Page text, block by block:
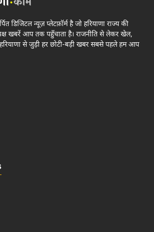
डिजिटल न्यूज़ प्लेटफ़ॉर्म है जो हरियाणा राज्य की
खबरें आप तक पहुँचाता है। राजनीति से लेकर खेल,
से जुड़ी हर छोटी-बड़ी खबर सबसे पहले हम आप